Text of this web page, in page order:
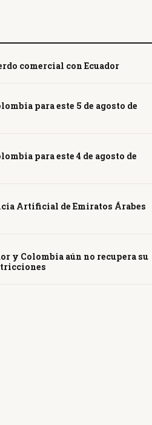
comercial con Ecuador
para este 5 de agosto de
para este 4 de agosto de
Artificial de Emiratos Árabes
y Colombia aún no recupera su